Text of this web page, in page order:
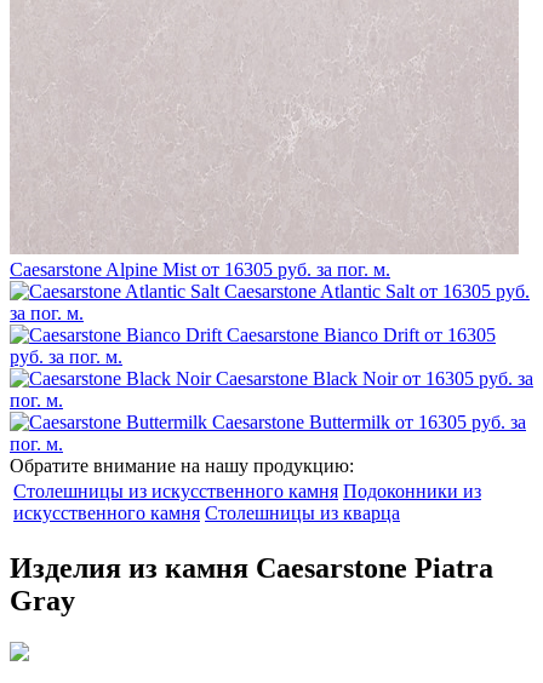
Caesarstone Alpine Mist от 16305 руб. за пог. м.
Caesarstone Atlantic Salt от 16305 руб.
за пог. м.
Caesarstone Bianco Drift от 16305
руб. за пог. м.
Caesarstone Black Noir от 16305 руб. за
пог. м.
Caesarstone Buttermilk от 16305 руб. за
пог. м.
Обратите внимание на нашу продукцию:
Столешницы из искусственного камня Подоконники из
искусственного камня Столешницы из кварца
Изделия из камня Caesarstone Piatra
Gray